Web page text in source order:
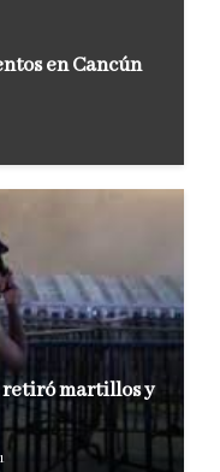
en Cancún
retiró martillos y